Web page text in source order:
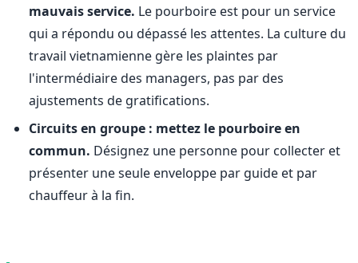
mauvais service. Le pourboire est pour un service
qui a répondu ou dépassé les attentes. La culture du
travail vietnamienne gère les plaintes par
l'intermédiaire des managers, pas par des
ajustements de gratifications.
Circuits en groupe : mettez le pourboire en
commun. Désignez une personne pour collecter et
présenter une seule enveloppe par guide et par
chauffeur à la fin.